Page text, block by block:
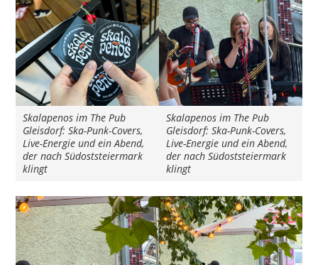
Skalapenos im The Pub
Gleisdorf: Ska-Punk-Covers,
Live-Energie und ein Abend,
der nach Südoststeiermark
klingt
Skalapenos im The Pub
Gleisdorf: Ska-Punk-Covers,
Live-Energie und ein Abend,
der nach Südoststeiermark
klingt